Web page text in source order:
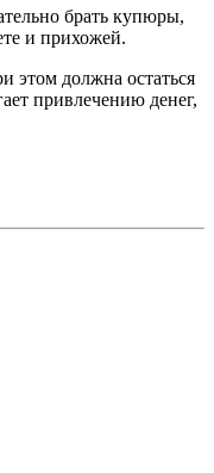
брать купюры,
и прихожей.
этом должна остаться
привлечению денег,